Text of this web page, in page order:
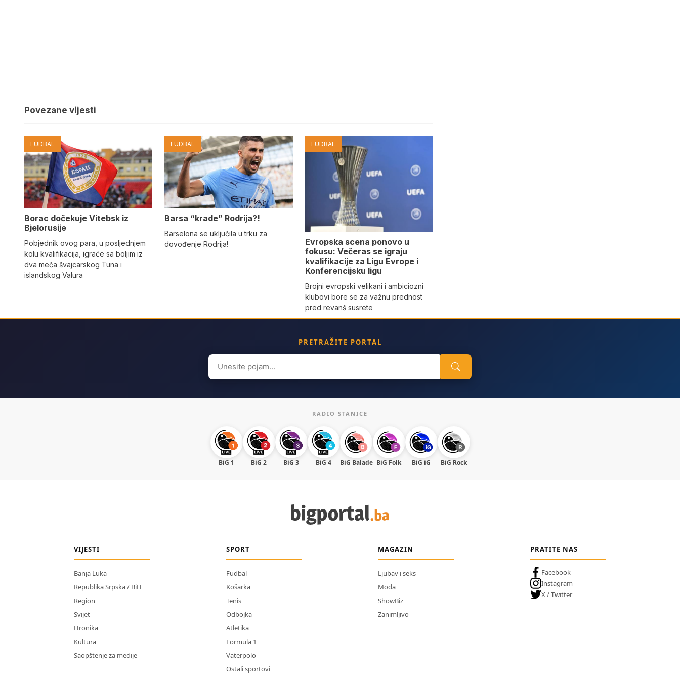
Povezane vijesti
FUDBAL
Borac dočekuje Vitebsk iz
Bjelorusije
Pobjednik ovog para, u posljednjem
kolu kvalifikacija, igraće sa boljim iz
dva meča švajcarskog Tuna i
islandskog Valura
FUDBAL
Barsa “krade” Rodrija?!
Barselona se uključila u trku za
dovođenje Rodrija!
FUDBAL
Evropska scena ponovo u
fokusu: Večeras se igraju
kvalifikacije za Ligu Evrope i
Konferencijsku ligu
Brojni evropski velikani i ambiciozni
klubovi bore se za važnu prednost
pred revanš susrete
PRETRAŽITE PORTAL
Search
for:
RADIO STANICE
BiG 1 BiG 2 BiG 3 BiG 4 BiG Balade BiG Folk BiG iG BiG Rock
VIJESTI
Banja Luka
Republika Srpska / BiH
Region
Svijet
Hronika
Kultura
Saopštenje za medije
SPORT
Fudbal
Košarka
Tenis
Odbojka
Atletika
Formula 1
Vaterpolo
Ostali sportovi
MAGAZIN
Ljubav i seks
Moda
ShowBiz
Zanimljivo
PRATITE NAS
Facebook
Instagram
X / Twitter